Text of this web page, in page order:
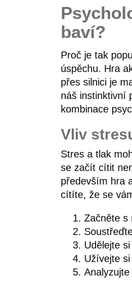
baví?
Proč je tak
úspěchu. Hra
přes silnici je
náš instinktivní
kombinace
Vliv
Stres a tlak
se začít cítit
především hra
cítíte, že se
Začněte s
Udělejte
Užívejte